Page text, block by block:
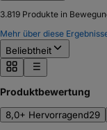
3.819 Produkte in
Mehr über diese
Beliebtheit
Produktbewertung
8,0+ Hervorragend29